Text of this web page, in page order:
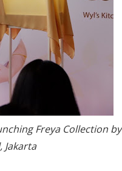
Freya Collection by
Jakarta